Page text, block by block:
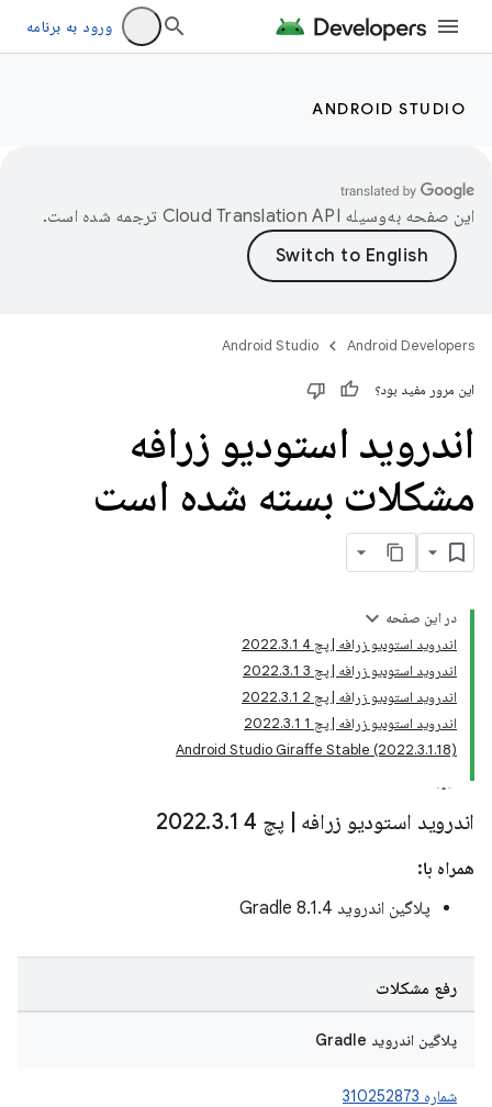
ورود به برنامه
ANDROID STUDIO
این صفحه به‌وسیله ترجمه شده است.
Android Developers
Android Studio
این مرور مفید بود؟
اندروید استودیو زرافه
مشکلات بسته شده است
در این صفحه
اندروید استودیو زرافه | پچ 4 2022.3.1
اندروید استودیو زرافه | پچ 3 2022.3.1
اندروید استودیو زرافه | پچ 2 2022.3.1
اندروید استودیو زرافه | پچ 1 2022.3.1
Android Studio Giraffe Stable (2022.3.1.18)
اندروید استودیو زرافه پچ 4 2022 .3.1
همراه با:
پلاگین اندروید Gradle 8.1.4
رفع مشکلات
پلاگین اندروید Gradle
شماره 310252873